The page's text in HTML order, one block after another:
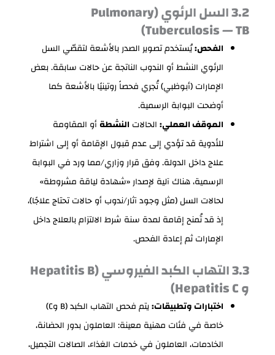
3.2 السل الرئوي (Pulmonary
Tuberculosis — TB)
الفحص:يُستخدم تصوير الصدر بالأشعة لتقصّي السل
الرئوي النشط أو الندوب الناتجة عن حالات سابقة. بعض
الإمارات (أبوظبي) تُجري فحصاً روتينيًا بالأشعة كما
أوضحت البوابة الرسمية.
الموقف العملي:الحالات النشطةأو المقاومة
للأدوية قد تؤدي إلى عدم قبول الإقامة أو إلى اشتراط
علاج داخل الدولة. وفق قرار وزاري/مما ورد في البوابة
الرسمية، هناك آلية لإصدار «شهادة لياقة مشروطة»
لحالات السل (مثل وجود آثار/ندوب أو حالات تحتاج علاجًا)،
إذ قد تُمنح إقامة لمدة سنة شرط الالتزام بالعلاج داخل
الإمارات ثم إعادة الفحص.
3.3 التهاب الكبد الفيروسي (Hepatitis B
و Hepatitis C)
اختبارات وتطبيقات:
يتم فحص التهاب الكبد (B وC)
خاصة في فئات مهنية معينة: العاملون بدور الحضانة،
الخادمات، العاملون في خدمات الغذاء، الصالات التجميل،